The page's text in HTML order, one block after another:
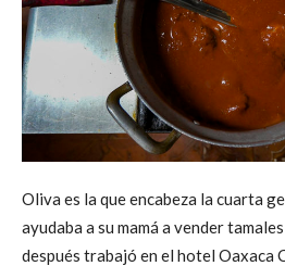
Oliva es la que encabeza la cuarta
ayudaba a su mamá a vender
después trabajó en el hotel Oaxaca